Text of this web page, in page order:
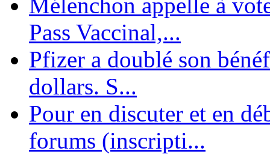
Pass Vaccinal,...
Pfizer a doublé son
dollars. S...
Pour en discuter et en
forums (inscripti...